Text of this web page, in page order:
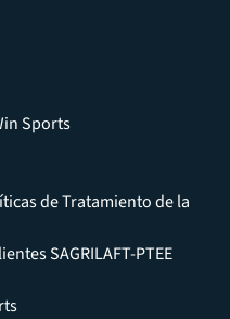
Sports
de Tratamiento de la
SAGRILAFT-PTEE